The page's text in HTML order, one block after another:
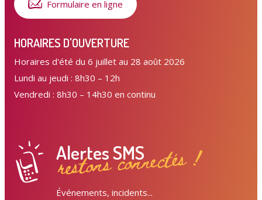
Formulaire en ligne
HORAIRES D'OUVERTURE
Horaires d'été du 6 juillet au 28 août 2026
Lundi au jeudi : 8h30 – 12h
Vendredi : 8h30 – 14h30 en continu
Alertes SMS
restons connectés !
Événements, incidents...